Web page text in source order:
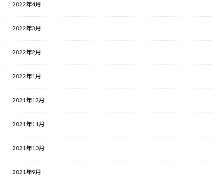
2022年4月
2022年3月
2022年2月
2022年1月
2021年12月
2021年11月
2021年10月
2021年9月